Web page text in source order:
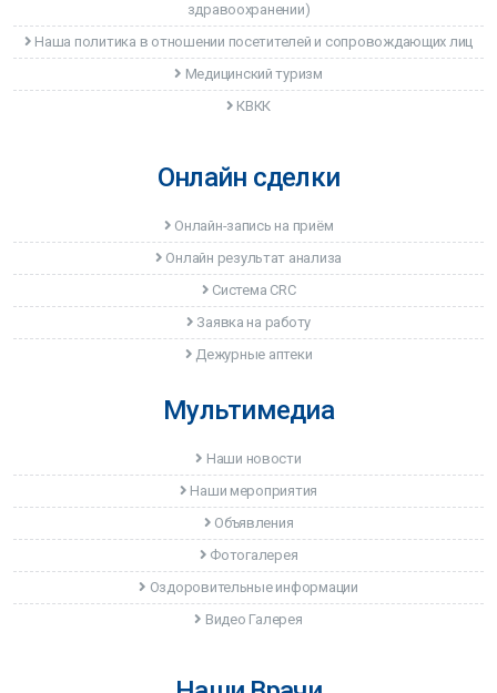
здравоохранении)
Наша политика в отношении посетителей и сопровождающих лиц
Медицинский туризм
КВКК
Онлайн сделки
Онлайн-запись на приём
Онлайн результат анализа
Система CRC
Заявка на работу
Дежурные аптеки
Мультимедиа
Наши новости
Наши мероприятия
Объявления
Фотогалерея
Оздоровительные информации
Видео Галерея